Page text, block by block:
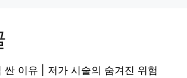
싼 이유 | 저가 시술의 숨겨진 위험